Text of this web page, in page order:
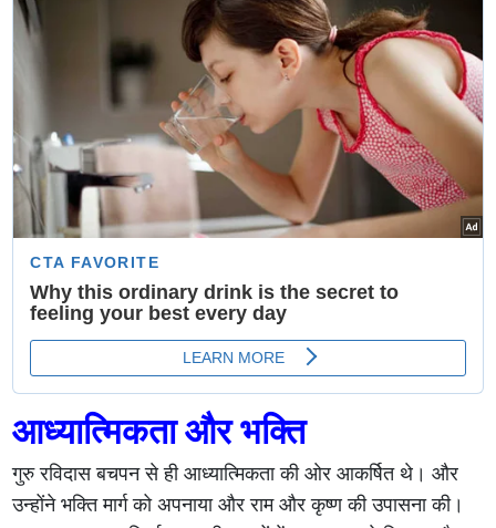
आध्यात्मिकता और भक्ति
गुरु रविदास बचपन से ही आध्यात्मिकता की ओर आकर्षित थे। और
उन्होंने भक्ति मार्ग को अपनाया और राम और कृष्ण की उपासना की।